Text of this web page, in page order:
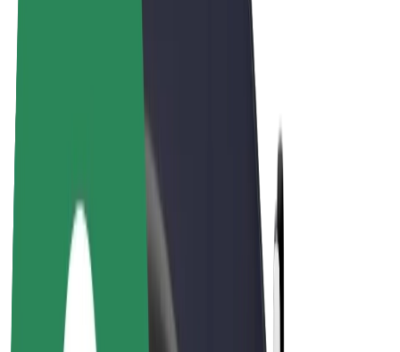
Verdiensten voor chauffeurs
Bezorgers
Verdiensten voor bezorgers
Bolt Food-handelaren
Fleet Owner